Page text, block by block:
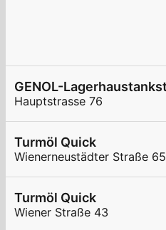
Hauptstrasse 76
Turmöl Quick
Wienerneustädter Straße 65
Turmöl Quick
Wiener Straße 43